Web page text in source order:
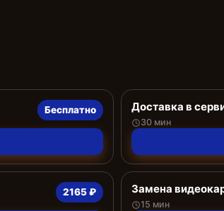
Бесплатно Доставка в
30 мин
2165 ₽ Замена
15 мин